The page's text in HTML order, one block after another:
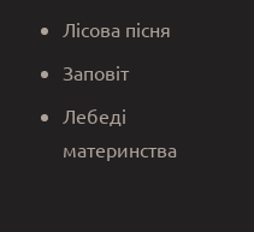
Лісова пісня
Заповіт
Лебеді
материнства